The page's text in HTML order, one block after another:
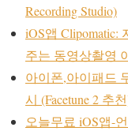
Recording Studio)
iOS앱 Clipomatic:
주는 동영상촬영
아이폰,아이패드
시 (Facetune 2 추
오늘무료 iOS앱-